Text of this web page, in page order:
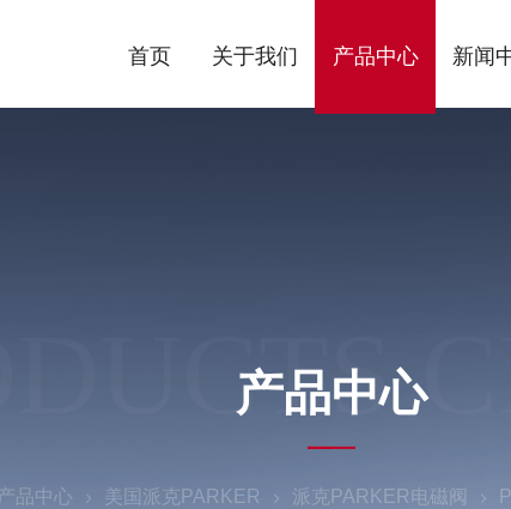
首页 关于我们 产品中心 新闻
产品中心
品中心 美国派克PARKER 派克PARKER电磁阀